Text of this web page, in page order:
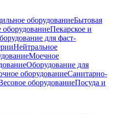
оборудованиеБытовая
оборудованиеПекарское и
для фаст-
Нейтральное
Моечное
Оборудование для
оборудованиеСанитарно-
оборудованиеПосуда и